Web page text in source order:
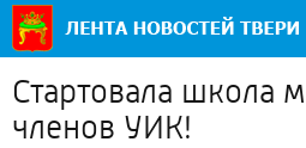
Стартовала школа
членов УИК!